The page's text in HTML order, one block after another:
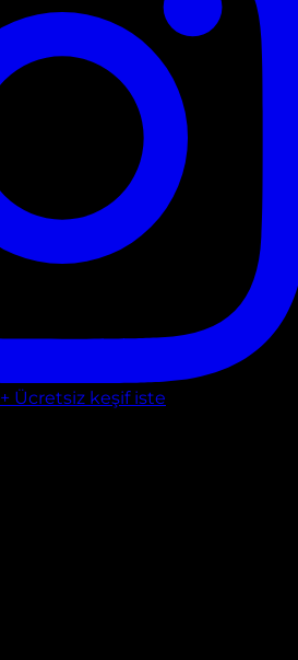
+ Ücretsiz keşif iste